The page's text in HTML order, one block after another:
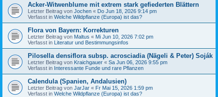
Acker-Witwenblume mit extrem stark gefiederten Blättern
Letzter Beitrag von Jochen « Do Jun 18, 2026 9:14 pm
Verfasst in Welche Wildpflanze (Europa) ist das?
Flora von Bayern: Korrekturen
Letzter Beitrag von Maltus « Mi Jun 10, 2026 7:02 pm
Verfasst in Literatur und Bestimmungsinfos
Pilosella densiflora subsp. acrosciadia (Nägeli & Peter) Soják
Letzter Beitrag von Kraichgauer « Sa Jun 06, 2026 9:55 pm
Verfasst in Interessante Funde und rare Pflanzen
Calendula (Spanien, Andalusien)
Letzter Beitrag von JarJar « Fr Mai 15, 2026 1:59 pm
Verfasst in Welche Wildpflanze (Europa) ist das?